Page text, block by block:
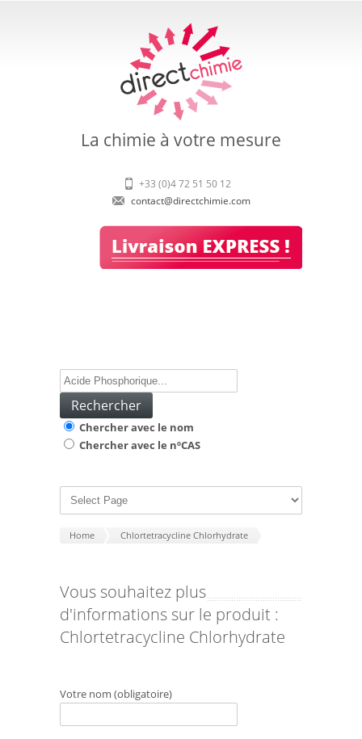
La chimie à votre mesure
+33 (0)4 72 51 50 12
contact@directchimie.com
Chercher avec le nom
Chercher avec le nºCAS
Home Chlortetracycline Chlorhydrate
Vous souhaitez plus
d'informations sur le produit :
Chlortetracycline Chlorhydrate
Votre nom (obligatoire)